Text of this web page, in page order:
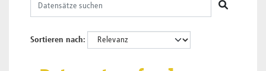
Sortieren nach